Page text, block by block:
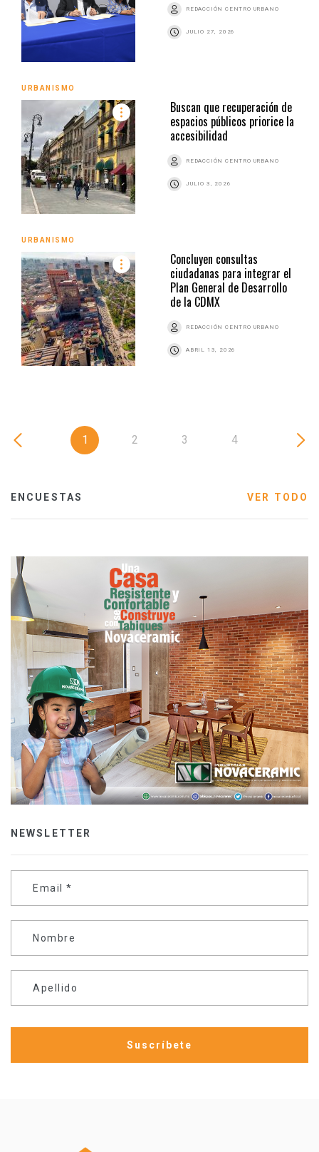
REDACCIÓN CENTRO URBANO
JULIO 27, 2026
URBANISMO
Buscan que recuperación de
espacios públicos priorice la
accesibilidad
REDACCIÓN CENTRO URBANO
JULIO 3, 2026
URBANISMO
Concluyen consultas
ciudadanas para integrar el
Plan General de Desarrollo
de la CDMX
REDACCIÓN CENTRO URBANO
ABRIL 13, 2026
1 2 3 4
ENCUESTAS VER TODO
NEWSLETTER
Email *
Nombre
Apellido